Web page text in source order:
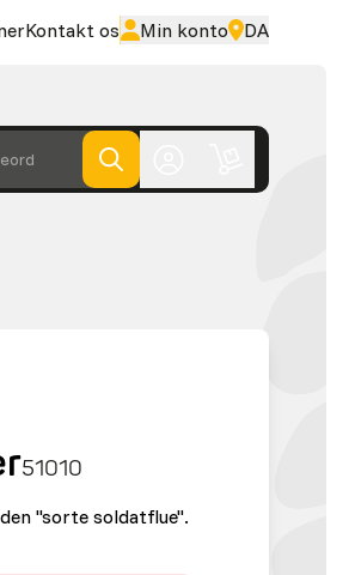
Kontakt os Min konto DA
51010
"sorte soldatflue".